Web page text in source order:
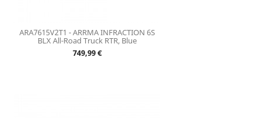
ARA7615V2T1 - ARRMA INFRACTION 6S
BLX All-Road Truck RTR, Blue
Prix
749,99 €